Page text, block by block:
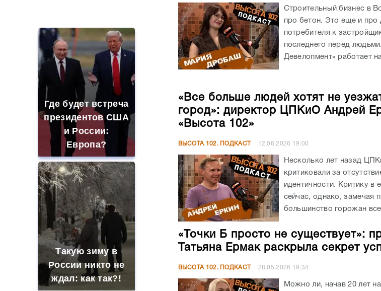
Где будет встреча
президентов США
и России:
Европа?
Такую зиму в
России никто не
ждал: как так?!
Строительный бизнес в
про бетон. Это еще и про
потребителя к
последнего перед
Девелопмент» работает
«Все больше людей хотят не
город»: директор ЦПКиО Андрей
«Высота 102»
ВЫСОТА 102. ПОДКАСТ 12.06.2026 19:00
Несколько лет назад
критиковали за
идентичности. Критику
сейчас, однако, замечая
большинство горожан
«Точки Б просто не существует»:
Татьяна Ермак раскрыла секрет
ВЫСОТА 102. ПОДКАСТ 28.05.2026 19:34
Можно ли, начав 20 лет